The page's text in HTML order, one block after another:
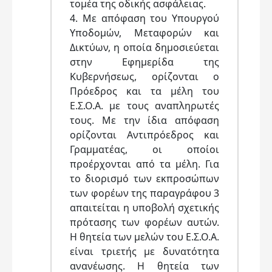
τομέα της οδικής ασφάλειας.
4. Με απόφαση του Υπουργού
Υποδομών, Μεταφορών και
Δικτύων, η οποία δημοσιεύεται
στην Εφημερίδα της
Κυβερνήσεως, ορίζονται ο
Πρόεδρος και τα μέλη του
Ε.Σ.Ο.Α. με τους αναπληρωτές
τους. Με την ίδια απόφαση
ορίζονται Αντιπρόεδρος και
Γραμματέας, οι οποίοι
προέρχονται από τα μέλη. Για
το διορισμό των εκπροσώπων
των φορέων της παραγράφου 3
απαιτείται η υποβολή σχετικής
πρότασης των φορέων αυτών.
Η θητεία των μελών του Ε.Σ.Ο.Α.
είναι τριετής με δυνατότητα
ανανέωσης. Η θητεία των